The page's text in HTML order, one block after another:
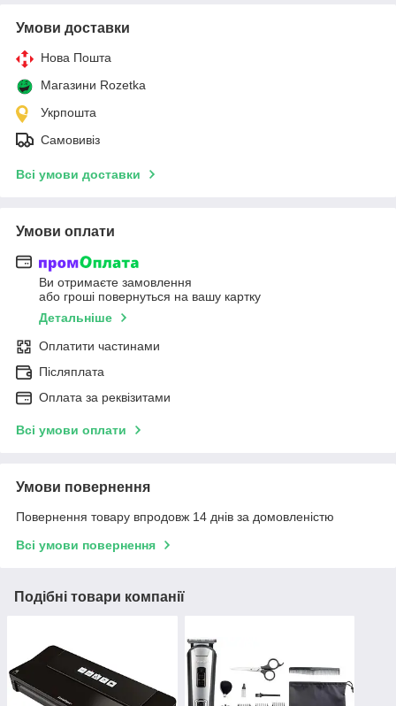
Умови доставки
Нова Пошта
Магазини Rozetka
Укрпошта
Самовивіз
Всі умови доставки
Умови оплати
Ви отримаєте замовлення
або гроші повернуться на вашу картку
Детальніше
Оплатити частинами
Післяплата
Оплата за реквізитами
Всі умови оплати
Умови повернення
Повернення товару впродовж 14 днів за домовленістю
Всі умови повернення
Подібні товари компанії